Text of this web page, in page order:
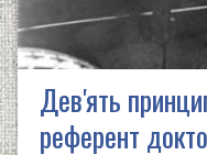
Дев'ять
референт